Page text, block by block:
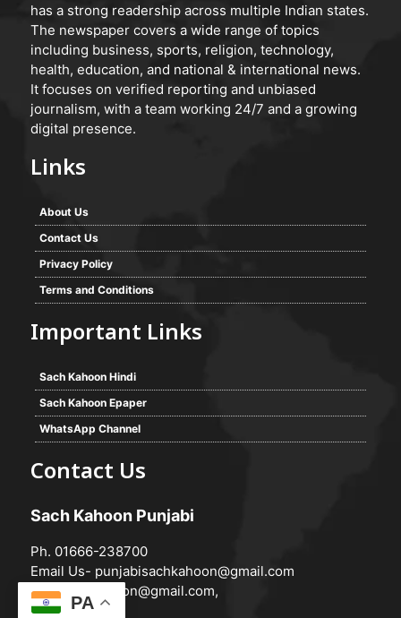
has a strong readership across multiple Indian states.
The newspaper covers a wide range of topics
including business, sports, religion, technology,
health, education, and national & international news.
It focuses on verified reporting and unbiased
journalism, with a team working 24/7 and a growing
digital presence.
Links
About Us
Contact Us
Privacy Policy
Terms and Conditions
Important Links
Sach Kahoon Hindi
Sach Kahoon Epaper
WhatsApp Channel
Contact Us
Sach Kahoon Punjabi
Ph. 01666-238700
Email Us- punjabisachkahoon@gmail.com
hindisachkahoon@gmail.com,
PA